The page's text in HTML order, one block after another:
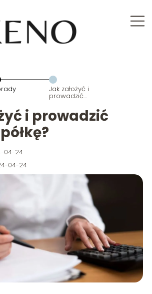
Jak założyć i
prowadzić
własną
i prowadzić
04-24
04-24